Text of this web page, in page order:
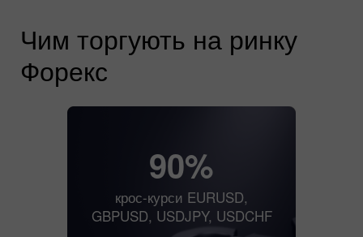
Чим торгують на ринку
Форекс
90%
крос-курси EURUSD,
GBPUSD, USDJPY, USDCHF